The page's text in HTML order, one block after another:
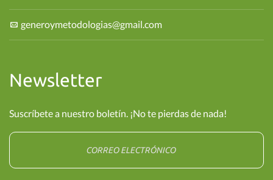
generoymetodologias@gmail.com
Newsletter
Suscríbete a nuestro boletín. ¡No te pierdas de nada!